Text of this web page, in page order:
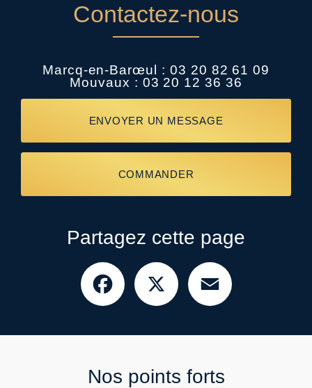
Contactez-nous
Marcq-en-Barœul : 03 20 82 61 09
Mouvaux : 03 20 12 36 36
ENVOYER UN MESSAGE
COMMANDER
Partagez cette page
Facebook
Nos points forts